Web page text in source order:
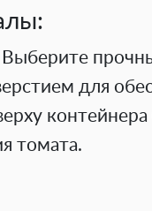
Выберите
для
томата.